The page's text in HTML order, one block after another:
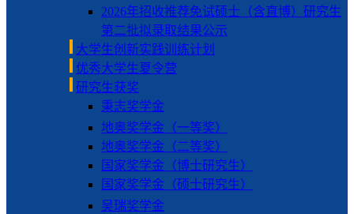
2026年招收推荐免试硕士（含直博）研究生
第二批拟录取结果公示
大学生创新实践训练计划
优秀大学生夏令营
研究生获奖
秉志奖学金
地奥奖学金（一等奖）
地奥奖学金（二等奖）
国家奖学金（博士研究生）
国家奖学金（硕士研究生）
吴瑞奖学金